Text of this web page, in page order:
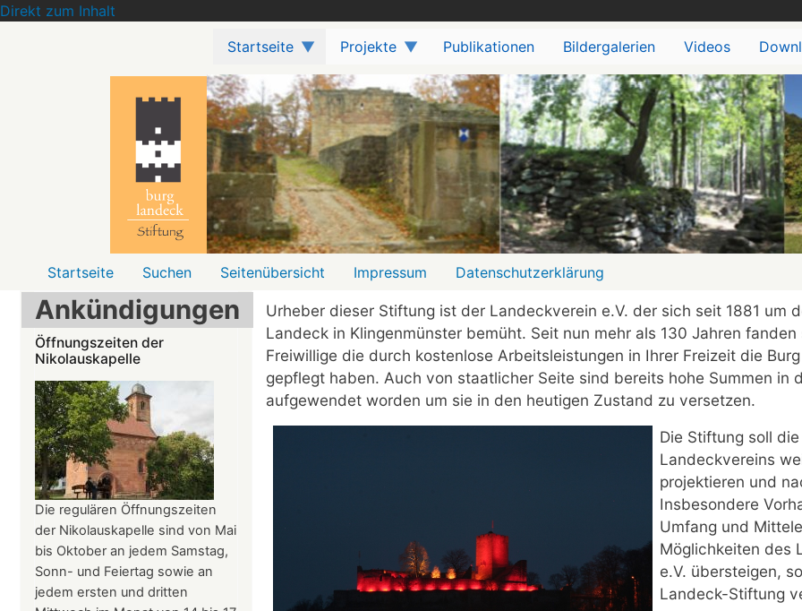
Direkt zum Inhalt
Startseite
Projekte Publikationen Bildergalerien Videos
Menü2
Startseite Suchen Seitenübersicht Impressum Datenschutzerklärung
Urheber dieser Stiftung ist der Landeckverein e.V. der sich seit 1881 um
Landeck in Klingenmünster bemüht. Seit nun mehr als 130 Jahren
Freiwillige die durch kostenlose Arbeitsleistungen in Ihrer Freizeit die
gepflegt haben. Auch von staatlicher Seite sind bereits hohe Summen in
aufgewendet worden um sie in den heutigen Zustand zu versetzen.
Die Stiftung soll
Landeckvereins
projektieren und
Insbesondere
Umfang und
Möglichkeiten des
e.V. übersteigen,
Landeck-Stiftung
Ankündigungen
Öffnungszeiten der
Nikolauskapelle
Die regulären Öffnungszeiten
der Nikolauskapelle sind von Mai
bis Oktober an jedem Samstag,
Sonn- und Feiertag sowie an
jedem ersten und dritten